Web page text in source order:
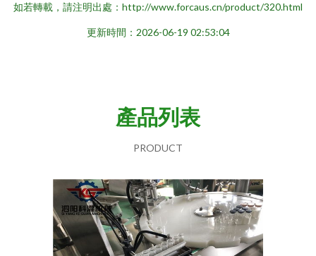
如若轉載，請注明出處：http://www.forcaus.cn/product/320.html
更新時間：2026-06-19 02:53:04
產品列表
PRODUCT